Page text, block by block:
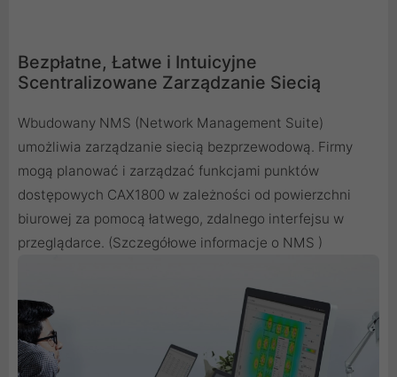
Bezpłatne, Łatwe i Intuicyjne
Scentralizowane Zarządzanie Siecią
Wbudowany NMS (Network Management Suite)
umożliwia zarządzanie siecią bezprzewodową. Firmy
mogą planować i zarządzać funkcjami punktów
dostępowych CAX1800 w zależności od powierzchni
biurowej za pomocą łatwego, zdalnego interfejsu w
przeglądarce. (Szczegółowe informacje o NMS )